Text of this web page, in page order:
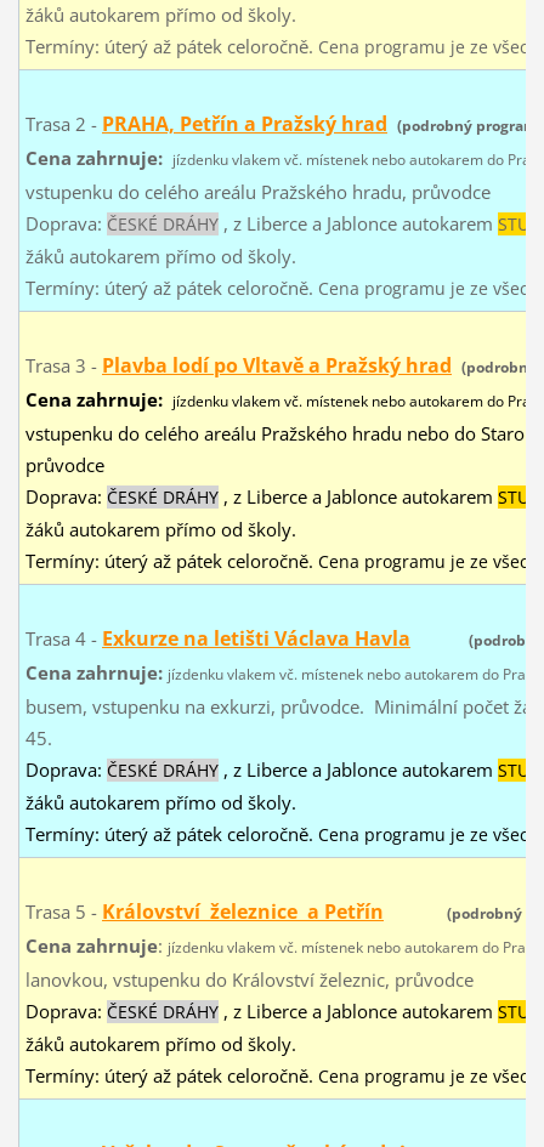
žáků autokarem přímo od školy.
Termíny: úterý až pátek celoročně. Cena programu je ze
Trasa 2 - PRAHA, Petřín a Pražský hrad (podrobný program
Cena zahrnuje: jízdenku vlakem vč. místenek nebo autokarem do
vstupenku do celého areálu Pražského hradu, průvodce
Doprava: ČESKÉ DRÁHY, z Liberce a Jablonce autokarem
žáků autokarem přímo od školy.
Termíny: úterý až pátek celoročně. Cena programu je ze
Trasa 3 - Plavba lodí po Vltavě a Pražský hrad (podrobný
Cena zahrnuje: jízdenku vlakemvč. místenek nebo autokarem do
vstupenku do celého areálu Pražského hradu nebo do
průvodce
Doprava: ČESKÉ DRÁHY, z Liberce a Jablonce autokarem
žáků autokarem přímo od školy.
Termíny: úterý až pátek celoročně. Cena programu je ze
Trasa 4 - Exkurze na letišti Václava Havla
Cena zahrnuje: jízdenku vlakem vč. místenek nebo autokarem do
busem, vstupenku na exkurzi, průvodce. Minimální počet
45.
Doprava: ČESKÉ DRÁHY, z Liberce a Jablonce autokarem
žáků autokarem přímo od školy.
Termíny: úterý až pátek celoročně. Cena programu je ze
Trasa 5 - Království železnice a Petřín (podrobný
Cena zahrnuje: jízdenku vlakem vč. místenek nebo autokarem do
lanovkou, vstupenku do Království železnic, průvodce
Doprava: ČESKÉ DRÁHY, z Liberce a Jablonce autokarem
žáků autokarem přímo od školy.
Termíny: úterý až pátek celoročně. Cena programu je ze